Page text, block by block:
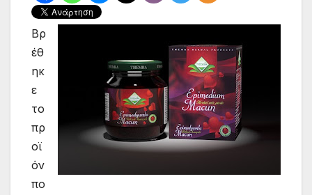
Βρ
έθ
ηκ
ε
το
πρ
οϊ
όν
πο